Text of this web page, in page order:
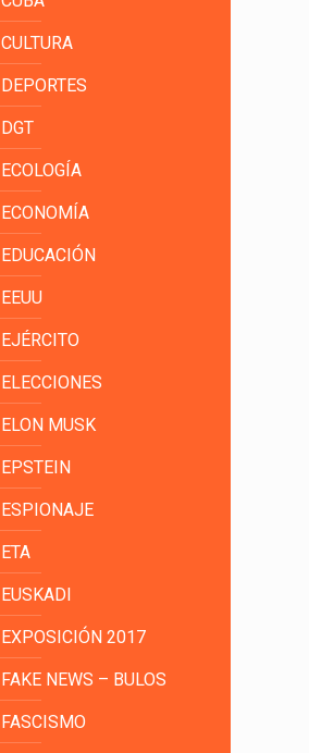
CULTURA
DEPORTES
DGT
ECOLOGÍA
ECONOMÍA
EDUCACIÓN
EEUU
EJÉRCITO
ELECCIONES
ELON MUSK
EPSTEIN
ESPIONAJE
ETA
EUSKADI
EXPOSICIÓN 2017
FAKE NEWS – BULOS
FASCISMO